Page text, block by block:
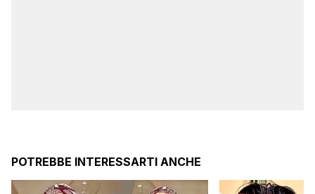
POTREBBE INTERESSARTI ANCHE